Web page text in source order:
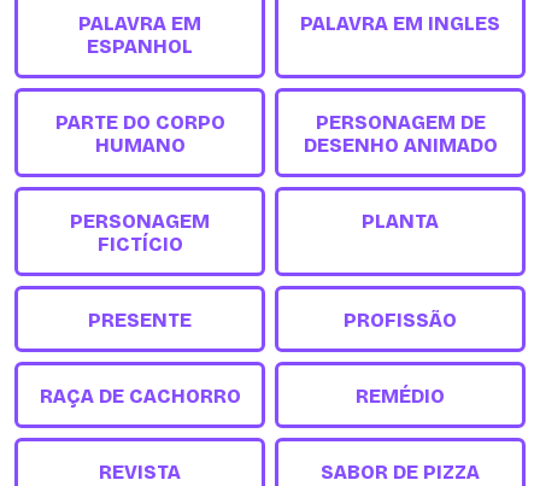
PALAVRA EM
ESPANHOL
PALAVRA EM INGLES
PARTE DO CORPO
HUMANO
PERSONAGEM DE
DESENHO ANIMADO
PERSONAGEM
FICTÍCIO
PLANTA
PRESENTE PROFISSÃO
RAÇA DE CACHORRO REMÉDIO
REVISTA SABOR DE PIZZA